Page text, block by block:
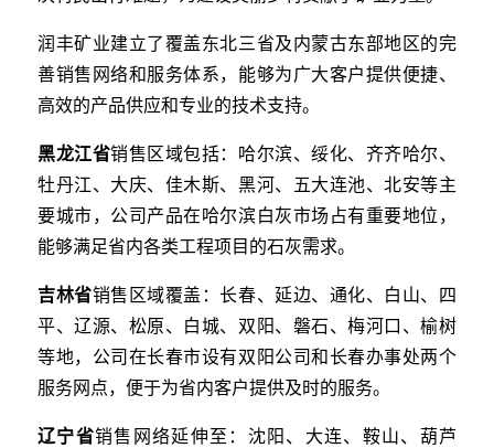
润丰矿业建立了覆盖东北三省及内蒙古东部地区的完
善销售网络和服务体系，能够为广大客户提供便捷、
高效的产品供应和专业的技术支持。
黑龙江省销售区域包括：哈尔滨、绥化、齐齐哈尔、
牡丹江、大庆、佳木斯、黑河、五大连池、北安等主
要城市，公司产品在哈尔滨白灰市场占有重要地位，
能够满足省内各类工程项目的石灰需求。
吉林省销售区域覆盖：长春、延边、通化、白山、四
平、辽源、松原、白城、双阳、磐石、梅河口、榆树
等地，公司在长春市设有双阳公司和长春办事处两个
服务网点，便于为省内客户提供及时的服务。
辽宁省销售网络延伸至：沈阳、大连、鞍山、葫芦